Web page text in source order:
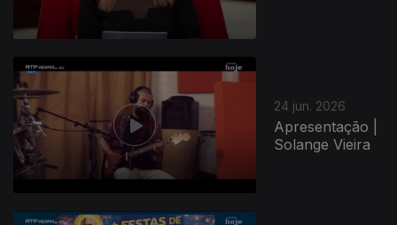
24 jun. 2026
Apresentação |
Solange Vieira